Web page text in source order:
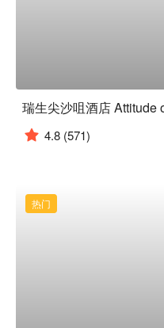
瑞生尖沙咀酒店 Attitude
4.8 (571)
热门